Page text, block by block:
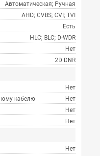
Автоматическая; Ручная
AHD; CVBS; CVI; TVI
Есть
HLC; BLC; D-WDR
Нет
2D DNR
Нет
кабелю
Нет
Нет
Нет
Нет